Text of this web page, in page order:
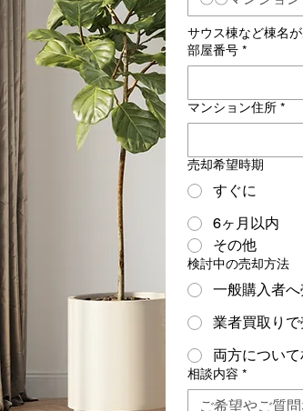
サウス棟など棟名
部屋番号 *
マンション住所 *
売却希望時期
すぐに
6ヶ月以内
その他
検討中の売却方法
一般購入者へ
業者買取りで
両方につい
相談内容 *